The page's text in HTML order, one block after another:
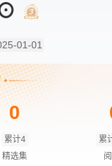
01-01
0
累计4
精选集
累